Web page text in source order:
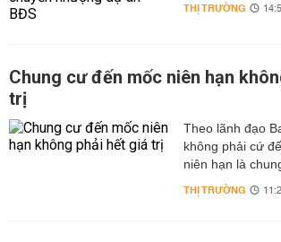
THỊ TRƯỜNG
Chung cư đến mốc niên hạn
trị
Theo lãnh đạo
không phải cứ
niên hạn là
THỊ TRƯỜNG